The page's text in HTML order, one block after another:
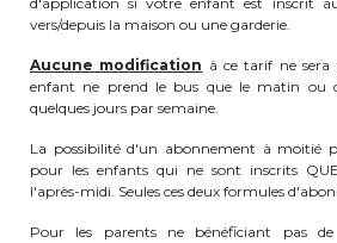
services.be
BE91 3631 6790 0976
Activités périscolaires Uccle
vers/depuis la maison ou une garderie.
Aucune modification à ce tarif ne sera
enfant ne prend le bus que le matin ou
quelques jours par semaine.
La possibilité d'un abonnement à moitié
pour les enfants qui ne sont inscrits
l'après-midi. Seules ces deux formules
Pour les parents ne bénéficiant pas de